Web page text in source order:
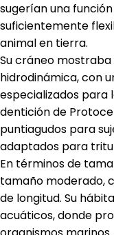
sugerían una
suficientemente
animal en tierra.
Su cráneo
hidrodinámica, con
especializados para
dentición de
puntiagudos para
adaptados para
En términos de
tamaño moderado,
de longitud. Su
acuáticos, donde